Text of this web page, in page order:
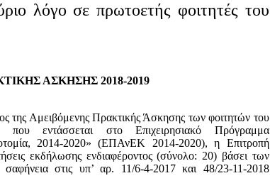
λόγο σε πρωτοετής φοιτητές του
ΑΣΚΗΣΗΣ 2018-2019
της Αμειβόμενης Πρακτικής Άσκησης των φοιτητών του
που εντάσσεται στο Επιχειρησιακό Πρόγραμμα
2014-2020» (ΕΠΑνΕΚ 2014-2020), η Επιτροπή
εκδήλωσης ενδιαφέροντος (σύνολο: 20) βάσει των
σαφήνεια στις υπ’ αρ. 11/6-4-2017 και 48/23-11-2018